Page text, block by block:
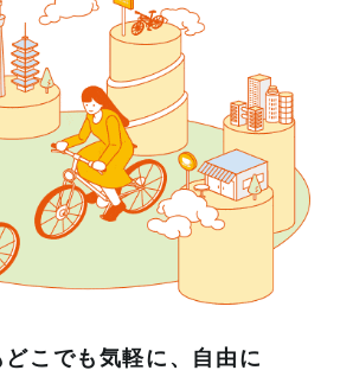
どこでも気軽に、自由に